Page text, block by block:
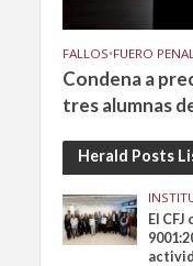
FALLOS•FUERO
Condena a
tres alumnas
Herald Posts
El